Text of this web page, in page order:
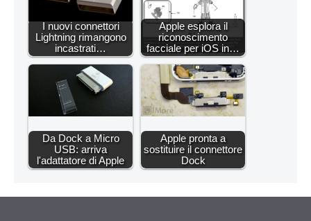
I nuovi connettori
Lightning rimangono
incastrati…
Apple esplora il
riconoscimento
facciale per iOS in…
Da Dock a Micro
USB: arriva
l'adattatore di Apple
Apple pronta a
sostituire il connettore
Dock